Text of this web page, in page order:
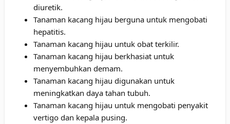
diuretik.
Tanaman kacang hijau berguna untuk mengobati
hepatitis.
Tanaman kacang hijau untuk obat terkilir.
Tanaman kacang hijau berkhasiat untuk
menyembuhkan demam.
Tanaman kacang hijau digunakan untuk
meningkatkan daya tahan tubuh.
Tanaman kacang hijau untuk mengobati penyakit
vertigo dan kepala pusing.